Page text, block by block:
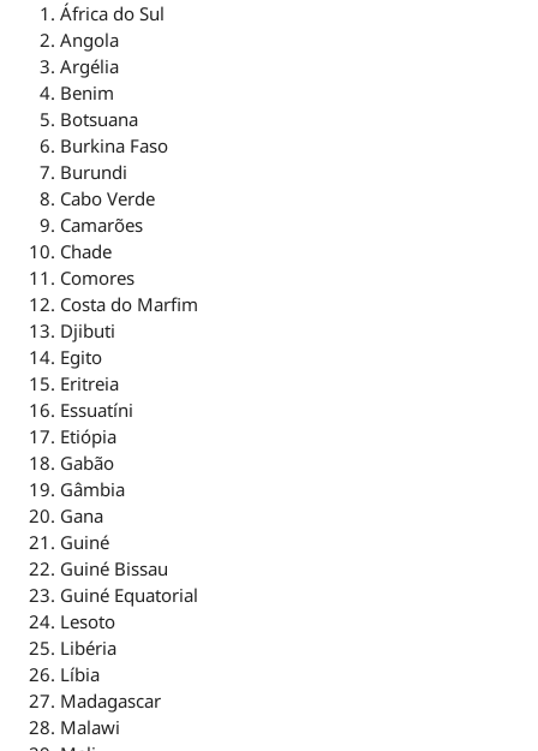
África do Sul
Angola
Argélia
Benim
Botsuana
Burkina Faso
Burundi
Cabo Verde
Camarões
Chade
Comores
Costa do Marfim
Djibuti
Egito
Eritreia
Essuatíni
Etiópia
Gabão
Gâmbia
Gana
Guiné
Guiné Bissau
Guiné Equatorial
Lesoto
Libéria
Líbia
Madagascar
Malawi